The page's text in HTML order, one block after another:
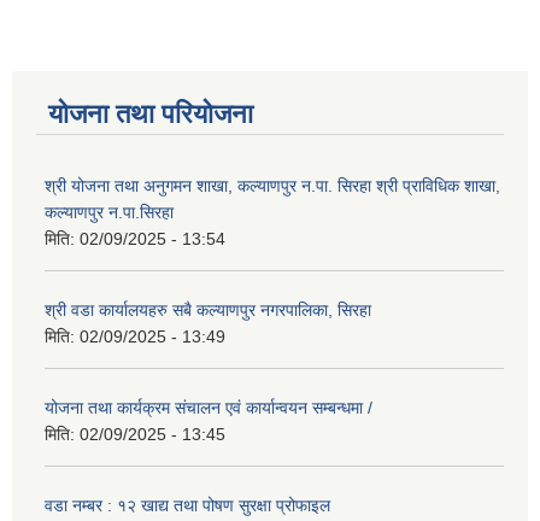
योजना तथा परियोजना
श्री योजना तथा अनुगमन शाखा, कल्याणपुर न.पा. सिरहा श्री प्राविधिक शाखा,
कल्याणपुर न.पा.सिरहा
मिति: 02/09/2025 - 13:54
श्री वडा कार्यालयहरु सबै कल्याणपुर नगरपालिका, सिरहा
मिति: 02/09/2025 - 13:49
योजना तथा कार्यक्रम संचालन एवं कार्यान्वयन सम्बन्धमा /
मिति: 02/09/2025 - 13:45
वडा नम्बर : १२ खाद्य तथा पोषण सुरक्षा प्रोफाइल